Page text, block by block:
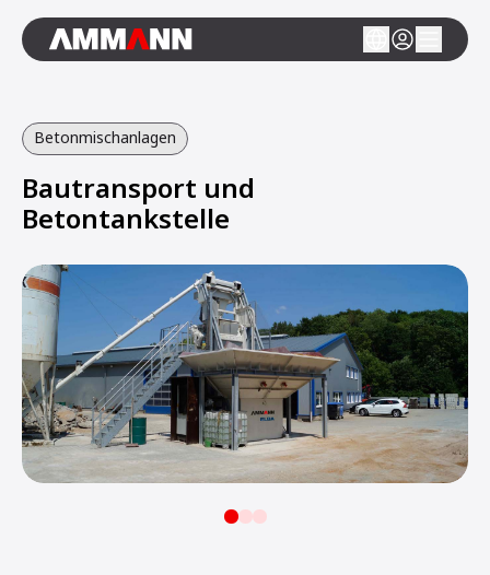
Betonmischanlagen
Bautransport und
Betontankstelle